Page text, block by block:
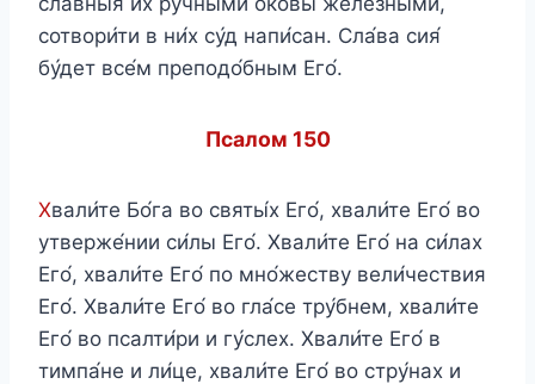
сотвори́ти в ни́х су́д напи́сан. Сла́ва сия́
бу́дет все́м преподо́бным Его́.
Псалом 150
Хвали́те Бо́га во святы́х Его́, хвали́те Его́ во
утверже́нии си́лы Его́. Хвали́те Его́ на си́лах
Его́, хвали́те Его́ по мно́жеству вели́чествия
Его́. Хвали́те Его́ во гла́се тру́бнем, хвали́те
Его́ во псалти́ри и гу́слех. Хвали́те Его́ в
тимпа́не и ли́це, хвали́те Его́ во стру́нах и